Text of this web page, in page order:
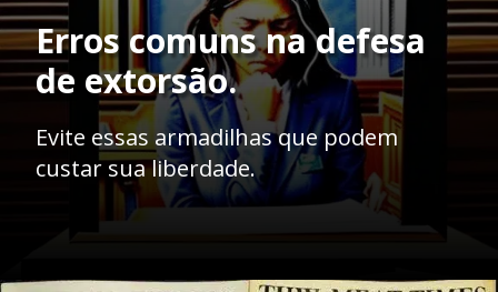
Erros comuns na defesa
de extorsão.
Evite essas armadilhas que podem
custar sua liberdade.